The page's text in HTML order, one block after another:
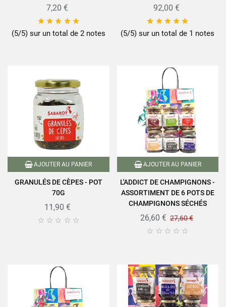
7,20 €
    
(5/5) sur un total de 2 notes
92,00 €
    
(5/5) sur un total de 1 notes
AJOUTER AU PANIER
GRANULÉS DE CÈPES - POT
70G
11,90 €
    
AJOUTER AU PANIER
L'ADDICT DE CHAMPIGNONS -
ASSORTIMENT DE 6 POTS DE
CHAMPIGNONS SÉCHÉS
26,60 € 27,60 €
    